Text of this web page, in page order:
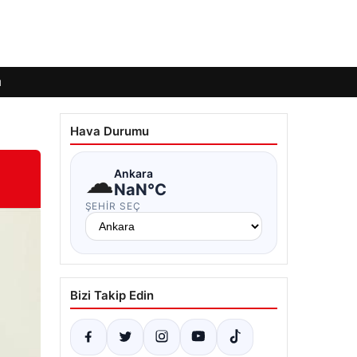
Hava Durumu
☁Ankara
NaN°C
ŞEHIR SEÇ
Bizi Takip Edin